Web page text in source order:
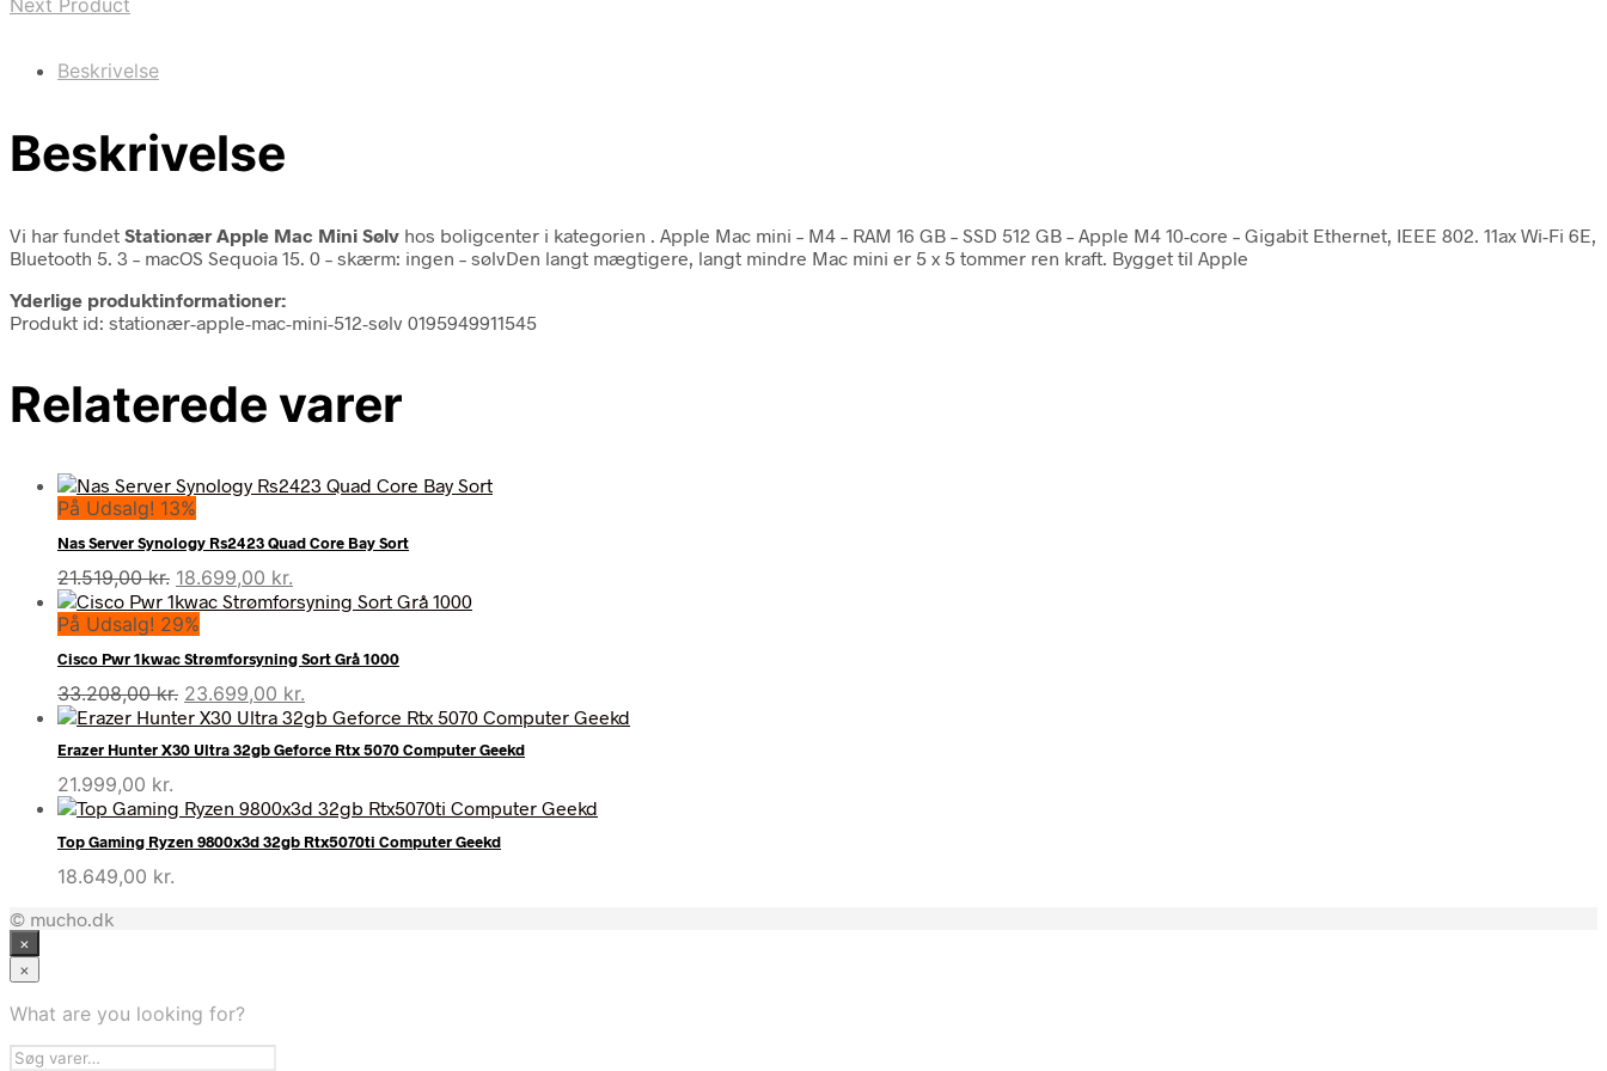
Beskrivelse
Beskrivelse
Vi har fundet Stationær Apple Mac Mini Sølv hos boligcenter i kategorien
. Apple Mac mini – M4 – RAM 16 GB – SSD 512 GB – Apple M4 10-core – Gigabit Ethernet, IEEE 802. 11ax Wi-Fi 6E,
Bluetooth 5. 3 – macOS Sequoia 15. 0 – skærm: ingen – sølvDen langt mægtigere, langt mindre Mac mini er 5 x 5 tommer ren kraft. Bygget til Apple
Yderlige produktinformationer:
Produkt id: stationær-apple-mac-mini-512-sølv 0195949911545
Relaterede varer
På Udsalg! 13%
Nas Server Synology Rs2423 Quad Core Bay Sort
21.519,00kr. Den
oprindelige
pris
var:
21.519,00 kr..
18.699,00 kr.
aktuelle
er:
18.699,00 kr..
På Udsalg! 29%
Cisco Pwr 1kwac Strømforsyning Sort Grå 1000
33.208,00kr. Den
oprindelige
pris
var:
23.699,00 kr.
aktuelle
pris
er:
Erazer Hunter X30 Ultra 32gb Geforce Rtx 5070 Computer Geekd
21.999,00 kr.
Top Gaming Ryzen 9800x3d 32gb Rtx5070ti Computer Geekd
18.649,00 kr.
© mucho.dk
×
×
What are you looking for?